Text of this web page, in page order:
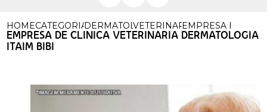
HOMECATEGORIASDERMATOLOGIA VETERINARIA
VETERINARIO ESPECIALISTA
EMPRESA DE
EMPRESA DE CLINICA VETERINARIA DERMATOLOGIA
ITAIM BIBI